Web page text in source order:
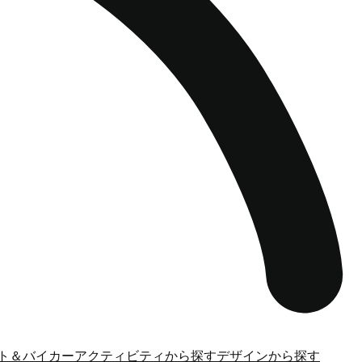
＆バイカーアクティビティから探すデザインから探す